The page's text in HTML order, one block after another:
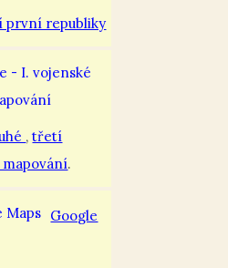
první republiky
,třetí
.
Google